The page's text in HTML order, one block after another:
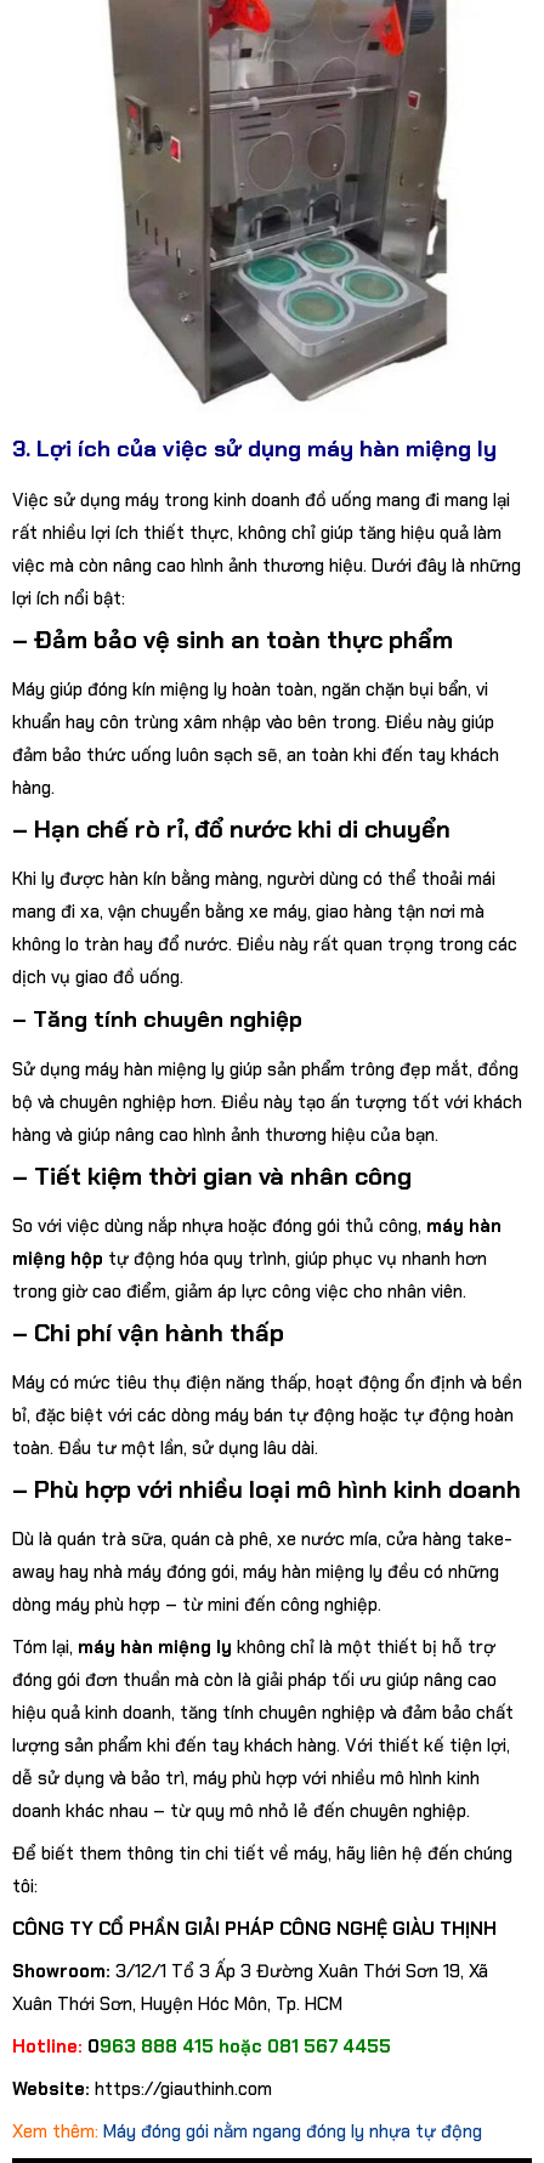
3. Lợi ích của việc sử dụng máy hàn miệng ly
Việc sử dụng máy trong kinh doanh đồ uống mang đi mang lại
rất nhiều lợi ích thiết thực, không chỉ giúp tăng hiệu quả làm
việc mà còn nâng cao hình ảnh thương hiệu. Dưới đây là những
lợi ích nổi bật:
– Đảm bảo vệ sinh an toàn thực phẩm
Máy giúp đóng kín miệng ly hoàn toàn, ngăn chặn bụi bẩn, vi
khuẩn hay côn trùng xâm nhập vào bên trong. Điều này giúp
đảm bảo thức uống luôn sạch sẽ, an toàn khi đến tay khách
hàng.
– Hạn chế rò rỉ, đổ nước khi di chuyển
Khi ly được hàn kín bằng màng, người dùng có thể thoải mái
mang đi xa, vận chuyển bằng xe máy, giao hàng tận nơi mà
không lo tràn hay đổ nước. Điều này rất quan trọng trong các
dịch vụ giao đồ uống.
– Tăng tính chuyên nghiệp
Sử dụng máy hàn miệng ly giúp sản phẩm trông đẹp mắt, đồng
bộ và chuyên nghiệp hơn. Điều này tạo ấn tượng tốt với khách
hàng và giúp nâng cao hình ảnh thương hiệu của bạn.
– Tiết kiệm thời gian và nhân công
So với việc dùng nắp nhựa hoặc đóng gói thủ công, máy hàn
miệng hộp tự động hóa quy trình, giúp phục vụ nhanh hơn
trong giờ cao điểm, giảm áp lực công việc cho nhân viên.
– Chi phí vận hành thấp
Máy có mức tiêu thụ điện năng thấp, hoạt động ổn định và bền
bỉ, đặc biệt với các dòng máy bán tự động hoặc tự động hoàn
toàn. Đầu tư một lần, sử dụng lâu dài.
– Phù hợp với nhiều loại mô hình kinh doanh
Dù là quán trà sữa, quán cà phê, xe nước mía, cửa hàng take-
away hay nhà máy đóng gói, máy hàn miệng ly đều có những
dòng máy phù hợp – từ mini đến công nghiệp.
Tóm lại, máy hàn miệng ly không chỉ là một thiết bị hỗ trợ
đóng gói đơn thuần mà còn là giải pháp tối ưu giúp nâng cao
hiệu quả kinh doanh, tăng tính chuyên nghiệp và đảm bảo chất
lượng sản phẩm khi đến tay khách hàng. Với thiết kế tiện lợi,
dễ sử dụng và bảo trì, máy phù hợp với nhiều mô hình kinh
doanh khác nhau – từ quy mô nhỏ lẻ đến chuyên nghiệp.
Để biết them thông tin chi tiết về máy, hãy liên hệ đến chúng
tôi:
CÔNG TY CỔ PHẦN GIẢI PHÁP CÔNG NGHỆ GIÀU THỊNH
Showroom: 3/12/1 Tổ 3 Ấp 3 Đường Xuân Thới Sơn 19, Xã
Xuân Thới Sơn, Huyện Hóc Môn, Tp. HCM
Hotline: 0963 888 415 hoặc 081 567 4455
Website: https://giauthinh.com
Xem thêm: Máy đóng gói nằm ngang đóng ly nhựa tự động